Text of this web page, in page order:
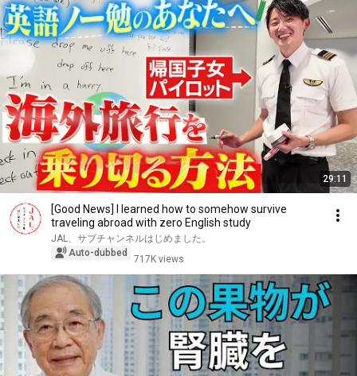
29:11
[Good News] I learned how to somehow survive
traveling abroad with zero English study
JAL、サブチャンネルはじめました。
Auto-dubbed
717K views